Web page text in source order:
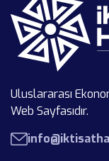
Türkiye Ve
Küresel
Stem
A Tale Of
İktisat
Empowered
Projemiz
İktisat
İktisat
Programı
Uluslararası
Web Sayfasıdır.